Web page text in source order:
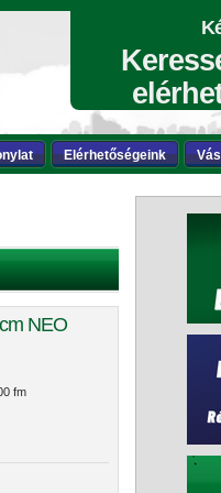
Elérhetőségeink
NEO
fm